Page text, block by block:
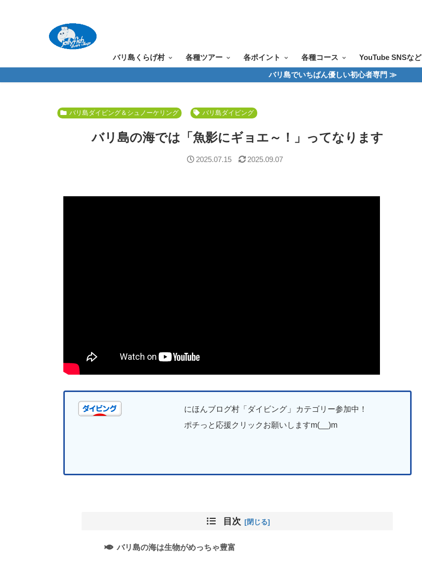
バリ島くらげ村 各種ツアー 各ポイント 各種コース YouTube SNSなど
バリ島でいちばん優しい初心者専門 ≫
バリ島ダイビング＆シュノーケリング バリ島ダイビング
バリ島の海では「魚影にギョエ～！」ってなります
2025.07.15 2025.09.07
にほんブログ村「ダイビング 」
カテゴリー参加中！
ポチっと応援クリックお願いしますm(__)m
目次
バリ島の海は生物がめっちゃ豊富